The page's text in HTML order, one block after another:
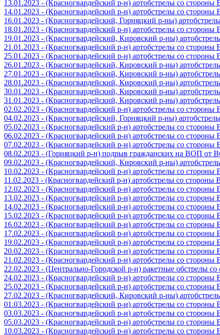
13.01.2023 - (Красногвардейский р-н) артобстрелы со
14.01.2023 - (Красногвардейский р-н) артобстрелы со
16.01.2023 - (Красногвардейский, Горняцкий р-ны)
18.01.2023 - (Красногвардейский р-н) артобстрелы со
19.01.2023 - (Красногвардейский, Кировский р-ны)
21.01.2023 - (Красногвардейский р-н) артобстрелы со
25.01.2023 - (Красногвардейский р-н) артобстрелы со
26.01.2023 - (Красногвардейский, Кировский р-ны)
27.01.2023 - (Красногвардейский, Кировский р-ны)
28.01.2023 - (Красногвардейский, Кировский р-ны)
30.01.2023 - (Красногвардейский, Кировский р-ны)
31.01.2023 - (Красногвардейский, Кировский р-ны)
02.02.2023 - (Красногвардейский р-н) артобстрелы со
04.02.2023 - (Красногвардейский, Горняцкий р-ны)
05.02.2023 - (Красногвардейский р-н) артобстрелы со
06.02.2023 - (Красногвардейский р-н) артобстрелы со
07.02.2023 - (Красногвардейский р-н) артобстрелы со
08.02.2023 - (Горняцкий р-н) подрыв гражданских на ВОП от
09.02.2023 - (Красногвардейский, Кировский р-ны)
10.02.2023 - (Красногвардейский р-н) артобстрелы со
11.02.2023 - (Красногвардейский р-н) артобстрелы со стороны
12.02.2023 - (Красногвардейский р-н) артобстрелы со
13.02.2023 - (Красногвардейский р-н) артобстрелы со
14.02.2023 - (Красногвардейский р-н) артобстрелы со
15.02.2023 - (Красногвардейский р-н) артобстрелы со
16.02.2023 - (Красногвардейский р-н) артобстрелы со
17.02.2023 - (Красногвардейский р-н) артобстрелы со
19.02.2023 - (Красногвардейский р-н) артобстрелы со
20.02.2023 - (Красногвардейский р-н) артобстрелы со
21.02.2023 - (Красногвардейский р-н) артобстрелы со
22.02.2023 - (Центрально-Городской р-н) ракетные обстрелы
24.02.2023 - (Красногвардейский р-н) артобстрелы со
25.02.2023 - (Красногвардейский р-н) артобстрелы со
27.02.2023 - (Красногвардейский, Кировский р-ны)
01.03.2023 - (Красногвардейский р-н) артобстрелы со
03.03.2023 - (Красногвардейский р-н) артобстрелы со
05.03.2023 - (Красногвардейский р-н) артобстрелы со
10.03.2023 - (Красногвардейский р-н) артобстрелы со